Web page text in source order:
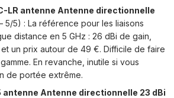
LR antenne Antenne directionnelle
5/5) : La référence pour les liaisons
distance en 5 GHz : 26 dBi de gain,
un prix autour de 49 €. Difficile de faire
En revanche, inutile si vous
de portée extrême.
antenne Antenne directionnelle 23 dBi